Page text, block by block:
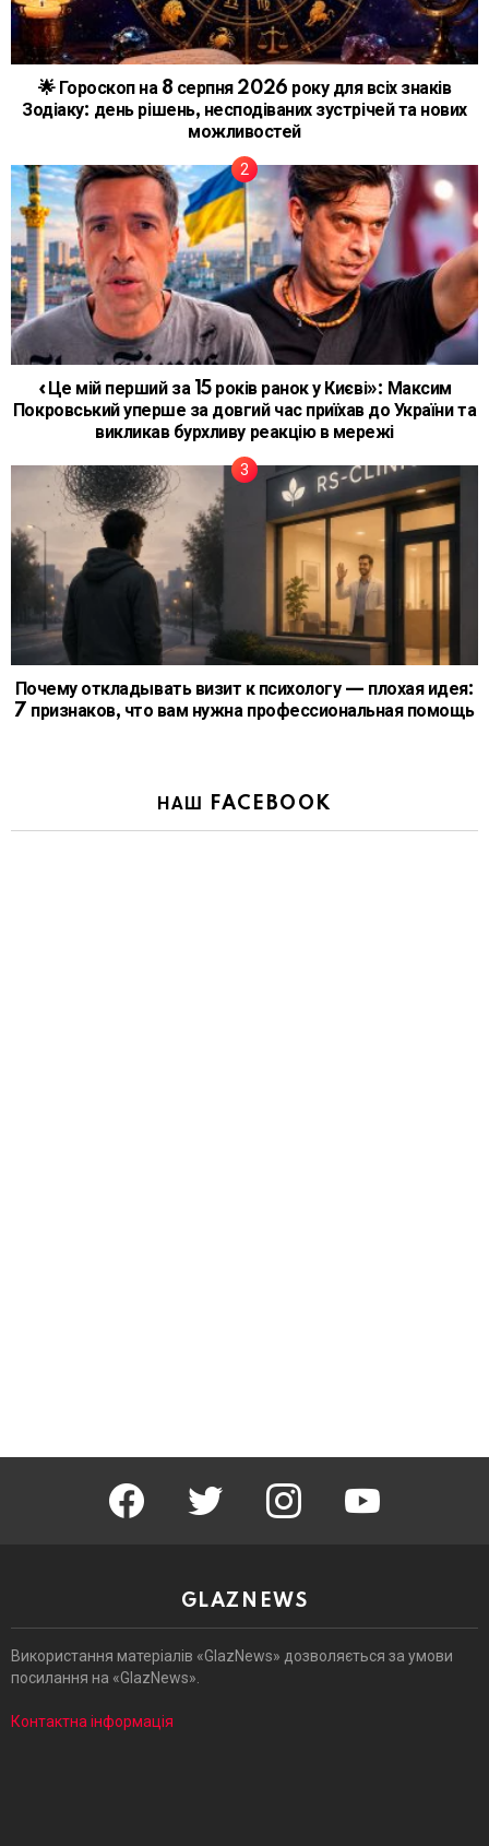
🌟 Гороскоп на 8 серпня 2026 року для всіх знаків
Зодіаку: день рішень, несподіваних зустрічей та нових
можливостей
«Це мій перший за 15 років ранок у Києві»: Максим
Покровський уперше за довгий час приїхав до України та
викликав бурхливу реакцію в мережі
Почему откладывать визит к психологу — плохая идея:
7 признаков, что вам нужна профессиональная помощь
НАШ FACEBOOK
facebook twitter instagram youtube
GLAZNEWS
Використання матеріалів «GlazNews» дозволяється за умови
посилання на «GlazNews».
Контактна інформація